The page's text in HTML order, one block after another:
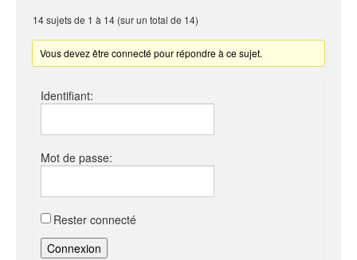
14 sujets de 1 à 14 (sur un total de 14)
Vous devez être connecté pour répondre à ce sujet.
Identifiant:
Mot de passe:
Rester connecté
Connexion